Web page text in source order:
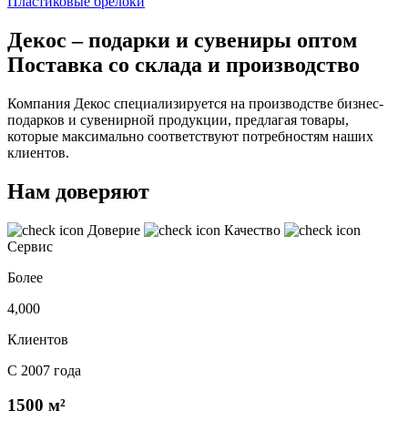
Декос – подарки и сувениры оптом
Поставка со склада и производство
Компания Декос специализируется на производстве бизнес-
подарков и сувенирной продукции, предлагая товары,
которые максимально соответствуют потребностям наших
клиентов.
Нам доверяют
Доверие
Качество
Сервис
Более
4,000
Клиентов
С 2007 года
1500 м²